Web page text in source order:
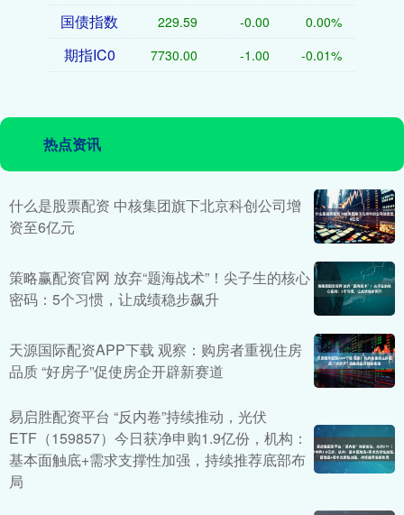
国债指数 229.59 -0.00 0.00%
期指IC0 7730.00 -1.00 -0.01%
热点资讯
什么是股票配资 中核集团旗下北京科创公司增
资至6亿元
策略赢配资官网 放弃“题海战术”！尖子生的核心
密码：5个习惯，让成绩稳步飙升
天源国际配资APP下载 观察：购房者重视住房
品质 “好房子”促使房企开辟新赛道
易启胜配资平台 “反内卷”持续推动，光伏
ETF（159857）今日获净申购1.9亿份，机构：
基本面触底+需求支撑性加强，持续推荐底部布
局